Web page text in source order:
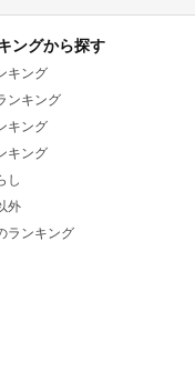
ングから探す
キング
ンキング
キング
キング
し
外
ランキング